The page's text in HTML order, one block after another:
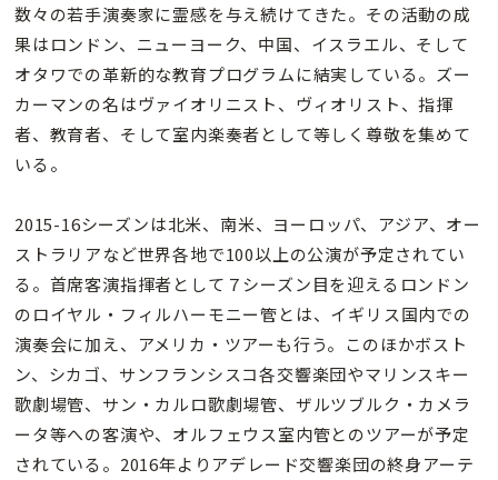
数々の若手演奏家に霊感を与え続けてきた。その活動の成
果はロンドン、ニューヨーク、中国、イスラエル、そして
オタワでの革新的な教育プログラムに結実している。ズー
カーマンの名はヴァイオリニスト、ヴィオリスト、指揮
者、教育者、そして室内楽奏者として等しく尊敬を集めて
いる。
2015-16シーズンは北米、南米、ヨーロッパ、アジア、オー
ストラリアなど世界各地で100以上の公演が予定されてい
る。首席客演指揮者として７シーズン目を迎えるロンドン
のロイヤル・フィルハーモニー管とは、イギリス国内での
演奏会に加え、アメリカ・ツアーも行う。このほかボスト
ン、シカゴ、サンフランシスコ各交響楽団やマリンスキー
歌劇場管、サン・カルロ歌劇場管、ザルツブルク・カメラ
ータ等への客演や、オルフェウス室内管とのツアーが予定
されている。2016年よりアデレード交響楽団の終身アーテ